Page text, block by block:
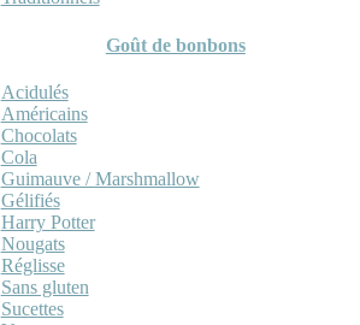
Goût de bonbons
Acidulés
Américains
Chocolats
Cola
Guimauve / Marshmallow
Gélifiés
Harry Potter
Nougats
Réglisse
Sans gluten
Sucettes